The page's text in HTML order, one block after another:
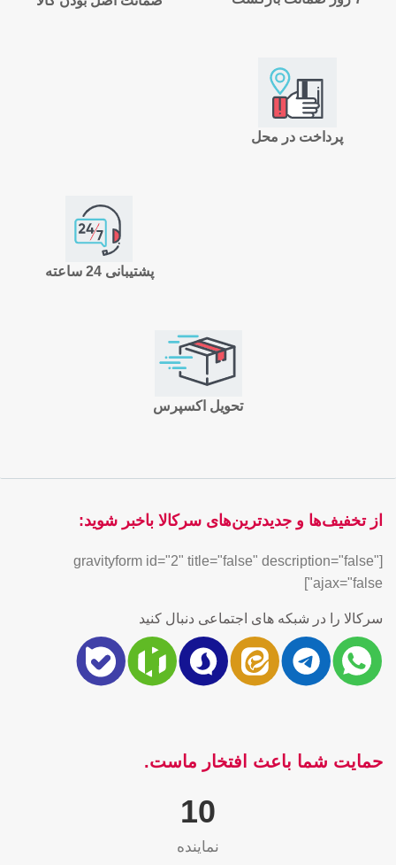
پرداخت در محل
پشتیبانی 24 ساعته
تحویل اکسپرس
از تخفیف‌ها و جدیدترین‌های سرکالا باخبر شوید:
[gravityform id="2" title="false" description="false"
ajax="false"]
سرکالا را در شبکه های اجتماعی دنبال کنید
حمایت شما باعث افتخار ماست.
10
نماینده